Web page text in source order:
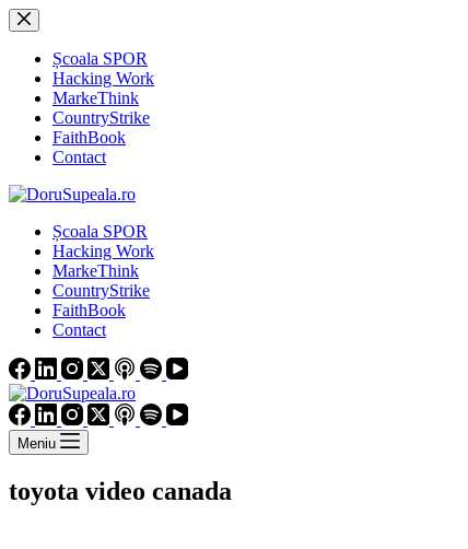
Sari
la
conținutȘcoala SPOR
Hacking Work
MarkeThink
CountryStrike
FaithBook
Contact
Școala SPOR
Hacking Work
MarkeThink
CountryStrike
FaithBook
Contact
Meniu
toyota video canada